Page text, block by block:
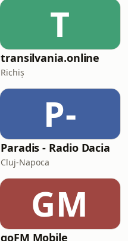
T
transilvania.online
Richiș
P-
Paradis - Radio Dacia
Cluj-Napoca
GM
goFM Mobile